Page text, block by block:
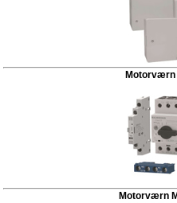
Motorværn
Motorværn